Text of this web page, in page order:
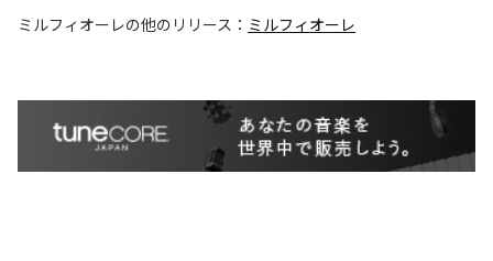
ミルフィオーレの他のリリース： ミルフィオーレ